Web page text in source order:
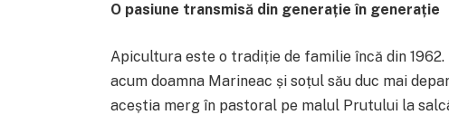
O pasiune transmisă din generație în generație
Apicultura este o tradiție de familie încă din
acum doamna Marineac și soțul său duc mai
aceștia merg în pastoral pe malul Prutului la